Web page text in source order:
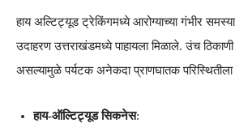
हाय अल्टिट्यूड ट्रेकिंगमध्ये आरोग्याच्या गंभीर
उदाहरण उत्तराखंडमध्ये पाहायला मिळाले. उंच
असल्यामुळे पर्यटक अनेकदा प्राणघातक परिस्थितीला
हाय-ऑल्टिट्यूड सिकनेस: